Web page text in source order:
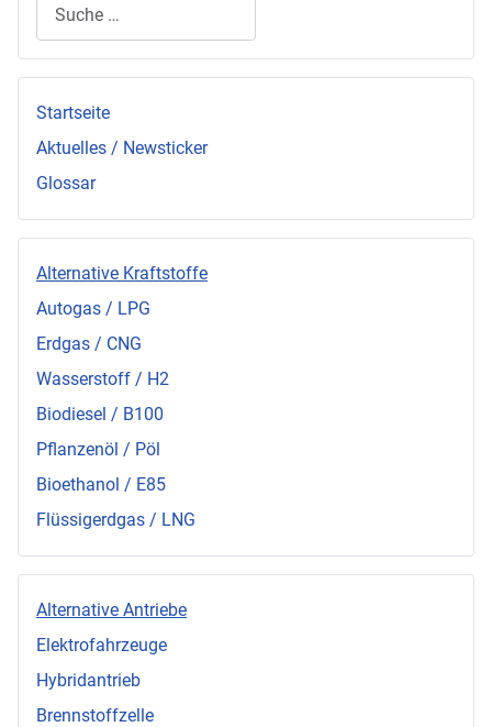
Startseite
Aktuelles / Newsticker
Glossar
Alternative Kraftstoffe
Autogas / LPG
Erdgas / CNG
Wasserstoff / H2
Biodiesel / B100
Pflanzenöl / Pöl
Bioethanol / E85
Flüssigerdgas / LNG
Alternative Antriebe
Elektrofahrzeuge
Hybridantrieb
Brennstoffzelle